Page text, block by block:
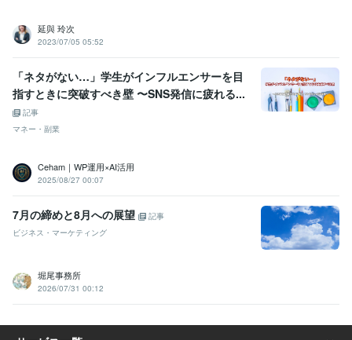
延與 玲次
2023/07/05 05:52
「ネタがない…」学生がインフルエンサーを目
指すときに突破すべき壁 〜SNS発信に疲れる...
記事
マネー・副業
Ceham｜WP運用×AI活用
2025/08/27 00:07
7月の締めと8月への展望
記事
ビジネス・マーケティング
堀尾事務所
2026/07/31 00:12